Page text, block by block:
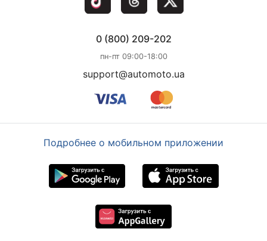
0 (800) 209-202
пн-пт 09:00-18:00
support@automoto.ua
Подробнее о мобильном приложении